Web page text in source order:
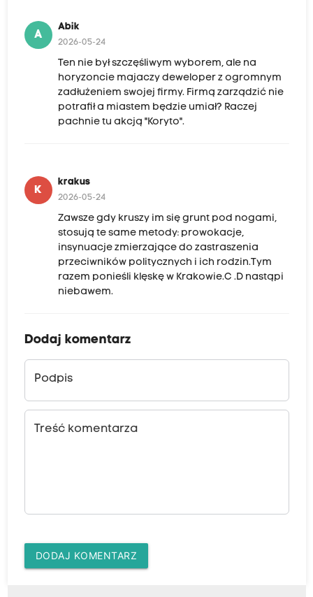
A
Abik
2026-05-24
Ten nie był szczęśliwym wyborem, ale na
horyzoncie majaczy deweloper z ogromnym
zadłużeniem swojej firmy. Firmą zarządzić nie
potrafił a miastem będzie umiał? Raczej
pachnie tu akcją "Koryto".
K
krakus
2026-05-24
Zawsze gdy kruszy im się grunt pod nogami,
stosują te same metody: prowokacje,
insynuacje zmierzające do zastraszenia
przeciwników politycznych i ich rodzin.Tym
razem ponieśli klęskę w Krakowie.C .D nastąpi
niebawem.
Dodaj komentarz
Podpis
Treść komentarza
DODAJ KOMENTARZ